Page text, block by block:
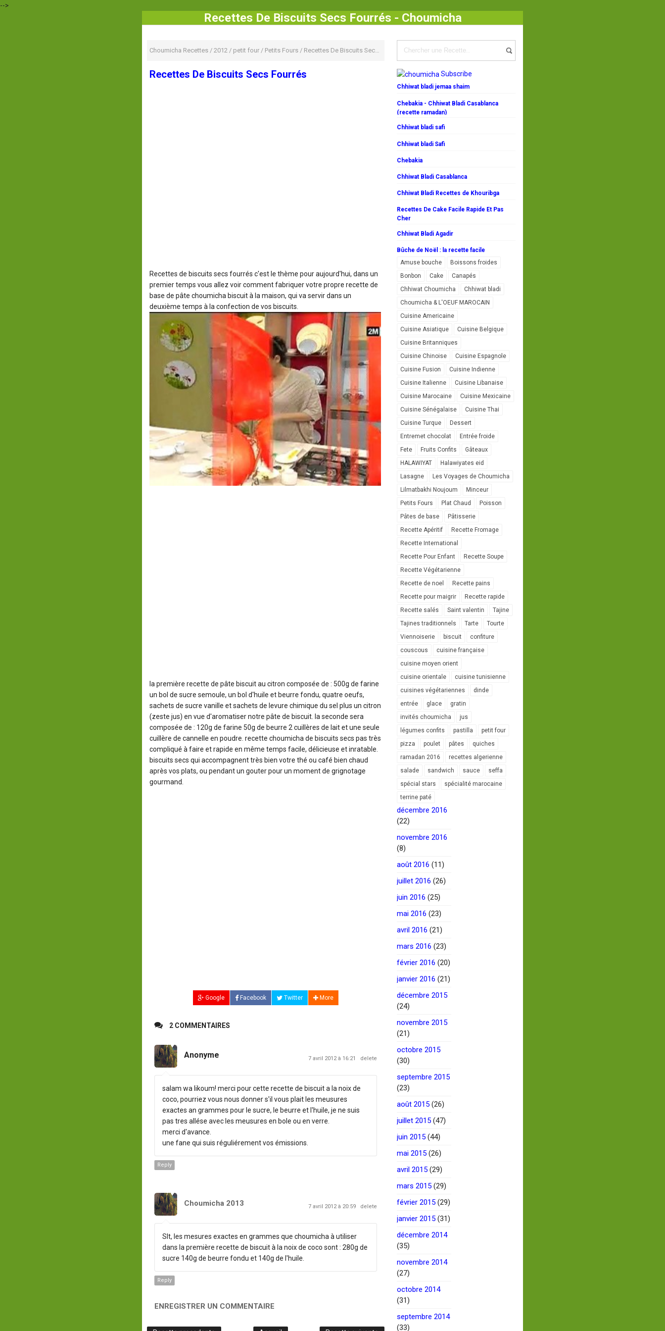
-->
Recettes De Biscuits Secs Fourrés - Choumicha
Choumicha Recettes / 2012 / petit four / Petits Fours / Recettes De Biscuits Secs Fourrés
Recettes De Biscuits Secs Fourrés
Recettes de biscuits secs fourrés c'est le thème pour aujourd'hui, dans un
premier temps vous allez voir comment fabriquer votre propre recette de
base de pâte choumicha biscuit à la maison, qui va servir dans un
deuxième temps à la confection de vos biscuits.
la première recette de pâte biscuit au citron composée de : 500g de farine
un bol de sucre semoule, un bol d'huile et beurre fondu, quatre oeufs,
sachets de sucre vanille et sachets de levure chimique du sel plus un citron
(zeste jus) en vue d'aromatiser notre pâte de biscuit. la seconde sera
composée de : 120g de farine 50g de beurre 2 cuillères de lait et une seule
cuillère de cannelle en poudre. recette choumicha de biscuits secs pas très
compliqué à faire et rapide en même temps facile, délicieuse et inratable.
biscuits secs qui accompagnent très bien votre thé ou café bien chaud
après vos plats, ou pendant un gouter pour un moment de grignotage
gourmand.
Google Facebook Twitter More
2 COMMENTAIRES
Anonyme 7 avril 2012 à 16:21 delete
salam wa likoum! merci pour cette recette de biscuit a la noix de
coco, pourriez vous nous donner s'il vous plait les meusures
exactes an grammes pour le sucre, le beurre et l'huile, je ne suis
pas tres allése avec les meusures en bole ou en verre.
merci d'avance.
une fane qui suis réguliérement vos émissions.
Reply
Choumicha 2013 7 avril 2012 à 20:59 delete
Slt, les mesures exactes en grammes que choumicha à utiliser
dans la première recette de biscuit à la noix de coco sont : 280g de
sucre 140g de beurre fondu et 140g de l'huile.
Reply
ENREGISTRER UN COMMENTAIRE
Subscribe
Chhiwat bladi jemaa shaim
Chebakia - Chhiwat Bladi Casablanca
(recette ramadan)
Chhiwat bladi safi
Chhiwat bladi Safi
Chebakia
Chhiwat Bladi Casablanca
Chhiwat Bladi Recettes de Khouribga
Recettes De Cake Facile Rapide Et Pas
Cher
Chhiwat Bladi Agadir
Bûche de Noël : la recette facile
Amuse bouche
Boissons froides
Bonbon
Cake
Canapés
Chhiwat Choumicha
Chhiwat bladi
Choumicha & L'OEUF MAROCAIN
Cuisine Americaine
Cuisine Asiatique
Cuisine Belgique
Cuisine Britanniques
Cuisine Chinoise
Cuisine Espagnole
Cuisine Fusion
Cuisine Indienne
Cuisine Italienne
Cuisine Libanaise
Cuisine Marocaine
Cuisine Mexicaine
Cuisine Sénégalaise
Cuisine Thai
Cuisine Turque
Dessert
Entremet chocolat
Entrée froide
Fete
Fruits Confits
Gâteaux
HALAWIYAT
Halawiyates eid
Lasagne
Les Voyages de Choumicha
Lilmatbakhi Noujoum
Minceur
Petits Fours
Plat Chaud
Poisson
Pâtes de base
Pâtisserie
Recette Apéritif
Recette Fromage
Recette International
Recette Pour Enfant
Recette Soupe
Recette Végétarienne
Recette de noel
Recette pains
Recette pour maigrir
Recette rapide
Recette salés
Saint valentin
Tajine
Tajines traditionnels
Tarte
Tourte
Viennoiserie
biscuit
confiture
couscous
cuisine française
cuisine moyen orient
cuisine orientale
cuisine tunisienne
cuisines végétariennes
dinde
entrée
glace
gratin
invités choumicha
jus
légumes confits
pastilla
petit four
pizza
poulet pâtes
quiches
ramadan 2016
recettes algerienne
salade
sandwich sauce
seffa
spécial stars
spécialité marocaine
terrine paté
décembre 2016
(22)
novembre 2016
(8)
août 2016 (11)
juillet 2016 (26)
juin 2016 (25)
mai 2016 (23)
avril 2016 (21)
mars 2016 (23)
février 2016 (20)
janvier 2016 (21)
décembre 2015
(24)
novembre 2015
(21)
octobre 2015
(30)
septembre 2015
(23)
août 2015 (26)
juillet 2015 (47)
juin 2015 (44)
mai 2015 (26)
avril 2015 (29)
mars 2015 (29)
février 2015 (29)
janvier 2015 (31)
décembre 2014
(35)
novembre 2014
(27)
octobre 2014
(31)
septembre 2014
(33)